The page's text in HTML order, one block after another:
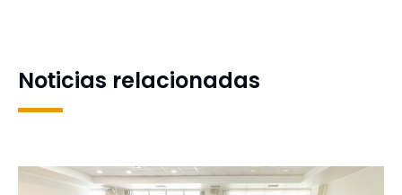
Noticias relacionadas